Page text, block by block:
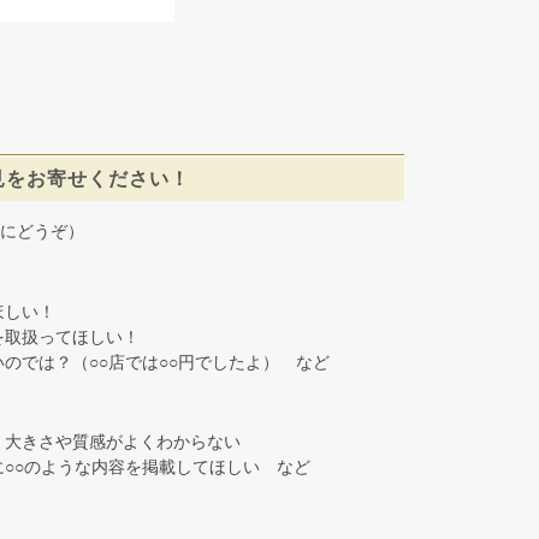
お寄せください！
どうぞ）
い！
扱ってほしい！
では？（○○店では○○円でしたよ） など
きさや質感がよくわからない
のような内容を掲載してほしい など